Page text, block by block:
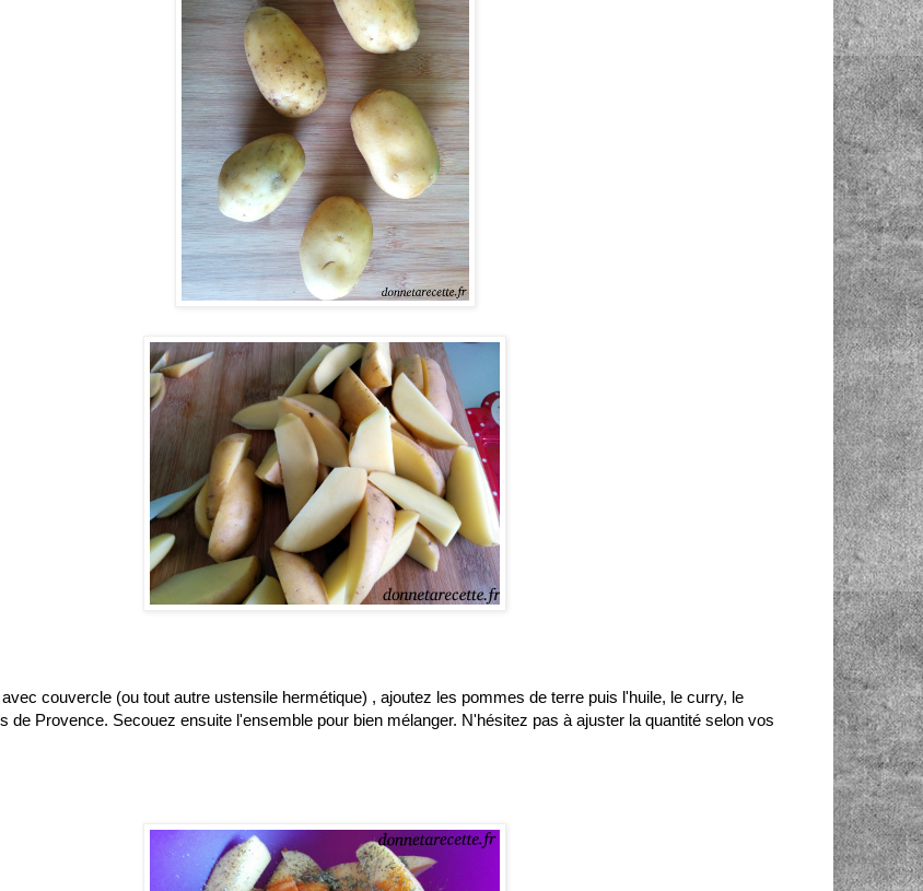
couvercle (ou tout autre ustensile hermétique) , ajoutez les pommes de terre puis l'huile, le curry, le
de Provence. Secouez ensuite l'ensemble pour bien mélanger. N'hésitez pas à ajuster la quantité selon vos